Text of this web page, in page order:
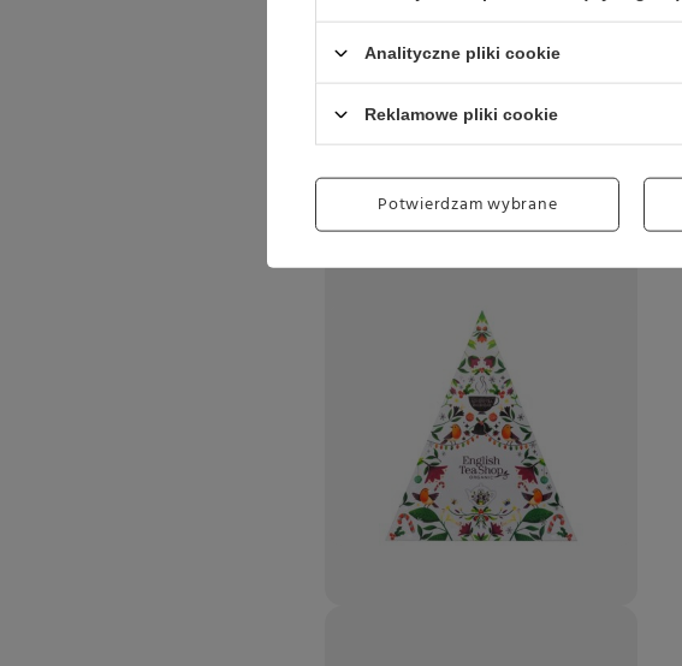
Analityczne pliki cookie
Reklamowe pliki cookie
Potwierdzam wybrane